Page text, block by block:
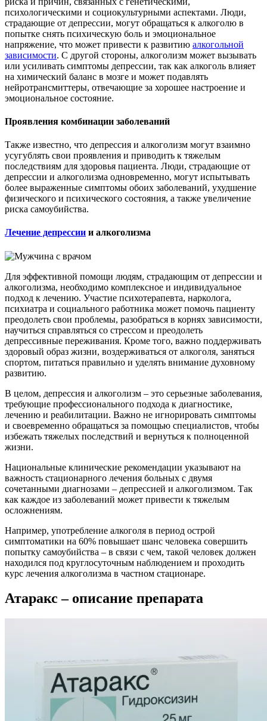
психологическими и социокультурными аспектами. Люди,
страдающие от депрессии, могут обращаться к алкоголю в
попытке снять психическую боль и эмоциональное
напряжение, что может привести к развитию алкогольной
зависимости. С другой стороны, алкоголизм может вызывать
или усиливать симптомы депрессии, так как алкоголь влияет
на химический баланс в мозге и может подавлять
нейротрансмиттеры, отвечающие за хорошее настроение и
эмоциональное состояние.
Проявления комбинации заболеваний
Также известно, что депрессия и алкоголизм могут взаимно
усугублять свои проявления и приводить к тяжелым
последствиям для здоровья пациента. Люди, страдающие от
депрессии и алкоголизма одновременно, могут испытывать
более выраженные симптомы обоих заболеваний, ухудшение
физического и психического состояния, а также увеличение
риска самоубийства.
Лечение депрессии и алкоголизма
Для эффективной помощи людям, страдающим от депрессии и
алкоголизма, необходимо комплексное и индивидуальное
подход к лечению. Участие психотерапевта, нарколога,
психиатра и социального работника может помочь пациенту
преодолеть свои проблемы, разобраться в корнях зависимости,
научиться справляться со стрессом и преодолеть
депрессивные переживания. Кроме того, важно поддерживать
здоровый образ жизни, воздерживаться от алкоголя, заняться
спортом, питаться правильно и уделять внимание духовному
развитию.
В целом, депрессия и алкоголизм – это серьезные заболевания,
требующие профессионального подхода к диагностике,
лечению и реабилитации. Важно не игнорировать симптомы
и своевременно обращаться за помощью специалистов, чтобы
избежать тяжелых последствий и вернуться к полноценной
жизни.
Национальные клинические рекомендации указывают на
важность стационарного лечения больных с двумя
сочетанными диагнозами – депрессией и алкоголизмом. Так
как каждое из заболеваний может привести к тяжелым
осложнениям.
Например, употребление алкоголя в период острой
симптоматики на 60% повышает шанс человека совершить
попытку самоубийства – в связи с чем, такой человек должен
находился под круглосуточным наблюдением и проходить
курс лечения алкоголизма в частном стационаре.
Атаракс – описание препарата